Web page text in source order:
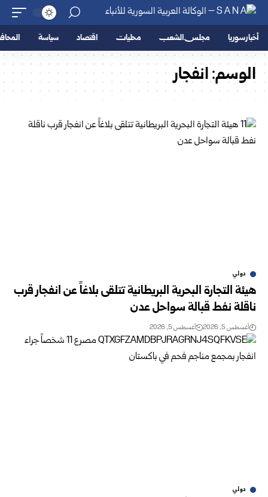
أخبار سوريا مجلس الشعب محليات اقتصاد سياسة
الوسم:انفجار
دولي
هيئة التجارة البحرية البريطانية تتلقى بلاغاً عن انفجار قرب
ناقلة نفط قبالة سواحل عدن
أغسطس 5, 2026 أغسطس 5, 2026
دولي